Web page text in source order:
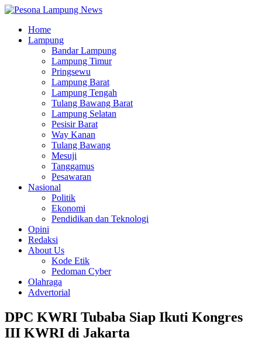
Home
Lampung
Bandar Lampung
Lampung Timur
Pringsewu
Lampung Barat
Lampung Tengah
Tulang Bawang Barat
Lampung Selatan
Pesisir Barat
Way Kanan
Tulang Bawang
Mesuji
Tanggamus
Pesawaran
Nasional
Politik
Ekonomi
Pendidikan dan Teknologi
Opini
Redaksi
About Us
Kode Etik
Pedoman Cyber
Olahraga
Advertorial
DPC KWRI Tubaba Siap Ikuti Kongres
III KWRI di Jakarta